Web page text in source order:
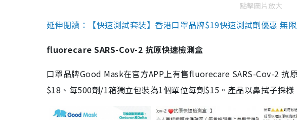
點擊圖片放大
延伸閱讀：【快速測試套裝】香港口罩品牌$19快速測試劑優惠 無
fluorecare SARS-Cov-2 抗原快速檢測盒
口罩品牌Good Mask在官方APP上有售fluorecare SARS-Cov-2 抗
$18、每500劑/1箱獨立包裝為1個單位每劑$15。產品以鼻拭子採樣